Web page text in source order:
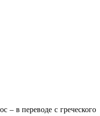
– в переводе с греческого